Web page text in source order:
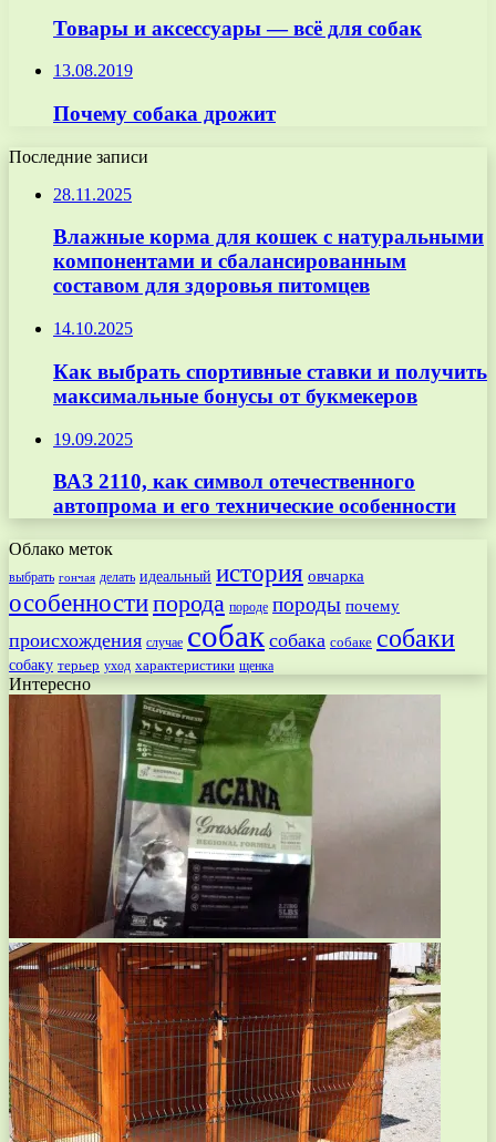
Товары и аксессуары — всё для собак
13.08.2019
Почему собака дрожит
Последние записи
28.11.2025
Влажные корма для кошек с натуральными
компонентами и сбалансированным
составом для здоровья питомцев
14.10.2025
Как выбрать спортивные ставки и получить
максимальные бонусы от букмекеров
19.09.2025
ВАЗ 2110, как символ отечественного
автопрома и его технические особенности
Облако меток
выбрать гончая делать идеальный история овчарка
особенностипорода породе породы почему
происхождения случае собак собака собаке собаки
собаку терьер уход характеристики щенка
Интересно